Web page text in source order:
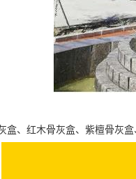
盒、红木骨灰盒、紫檀骨灰